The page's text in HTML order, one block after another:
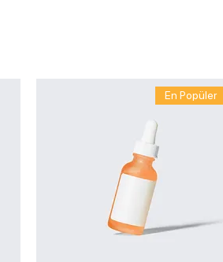
En Popüler